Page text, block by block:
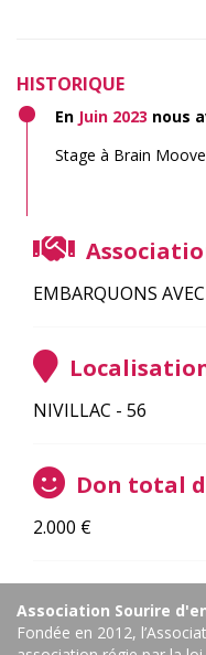
HISTORIQUE
En Juin 2023 nous
Stage à Brain Moove
EMBARQUONS
NIVILLAC - 56
Don total
2.000 €
Association Sourire
Fondée en 2012,